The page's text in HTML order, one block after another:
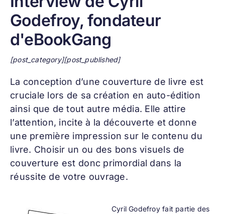
Godefroy, fondateur
d'eBookGang
[post_category][post_published]
La conception d’une couverture de livre est
cruciale lors de sa création en auto-édition
ainsi que de tout autre média. Elle attire
l’attention, incite à la découverte et donne
une première impression sur le contenu du
livre. Choisir un ou des bons visuels de
couverture est donc primordial dans la
réussite de votre ouvrage.
Cyril Godefroy fait partie des